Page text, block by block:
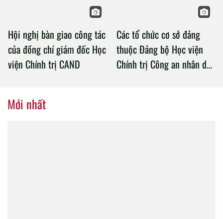
Hội nghị bàn giao công tác
của đồng chí giám đốc Học
viện Chính trị CAND
Các tổ chức cơ sở đảng
thuộc Đảng bộ Học viện
Chính trị Công an nhân dân
Mới nhất